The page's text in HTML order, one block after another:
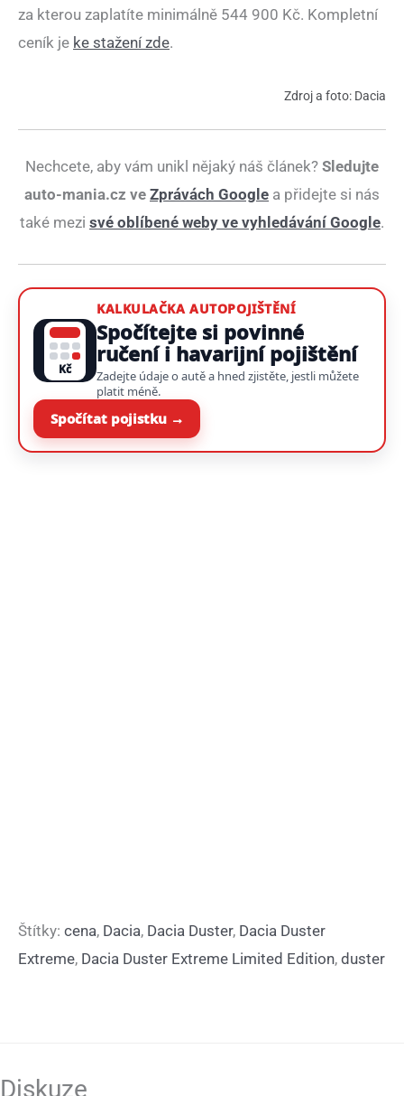
za kterou zaplatíte minimálně 544 900 Kč. Kompletní
ceník je ke stažení zde.
Zdroj a foto: Dacia
Nechcete, aby vám unikl nějaký náš článek? Sledujte
auto-mania.cz ve Zprávách Google a přidejte si nás
také mezi své oblíbené weby ve vyhledávání Google.
Kč
KALKULAČKA AUTOPOJIŠTĚNÍ
Spočítejte si povinné
ručení i havarijní pojištění
Zadejte údaje o autě a hned zjistěte, jestli můžete
platit méně.
Spočítat pojistku →
Štítky: cena, Dacia, Dacia Duster, Dacia Duster
Extreme, Dacia Duster Extreme Limited Edition, duster
Diskuze